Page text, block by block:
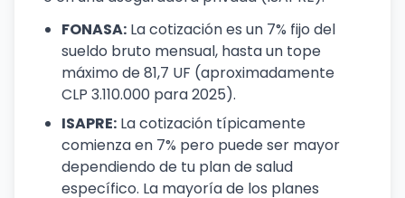
FONASA: La cotización es un 7% fijo del
sueldo bruto mensual, hasta un tope
máximo de 81,7 UF (aproximadamente
CLP 3.110.000 para 2025).
ISAPRE: La cotización típicamente
comienza en 7% pero puede ser mayor
dependiendo de tu plan de salud
específico. La mayoría de los planes